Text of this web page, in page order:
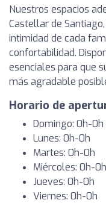
Nuestros espacios
Castellar de
intimidad de cada
confortabilidad.
esenciales para que
más agradable
Horario de
Domingo: 0h-0h
Lunes: 0h-0h
Martes: 0h-0h
Miércoles: 0h-0h
Jueves: 0h-0h
Viernes: 0h-0h